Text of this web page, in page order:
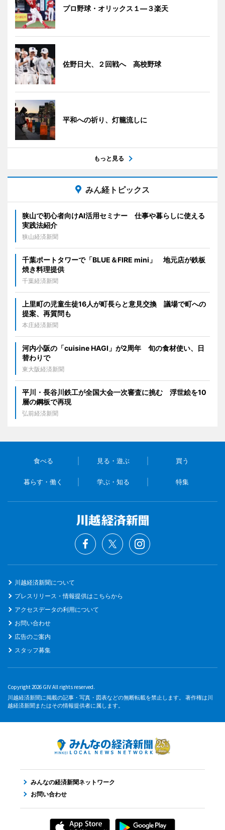
プロ野球・オリックス１―３楽天
佐野日大、２回戦へ 高校野球
平和への祈り、灯籠流しに
もっと見る
みん経トピックス
狭山で初心者向けAI活用セミナー 仕事や暮らしに使える
実践法紹介
狭山経済新聞
千葉ポートタワーで「BLUE＆FIRE mini」 地元店が鉄板
焼き料理提供
千葉経済新聞
上里町の児童生徒16人が町長らと意見交換 議場で町への
提案、再質問も
本庄経済新聞
河内小阪の「cuisine HAGI」が2周年 旬の食材使い、日
替わりで
東大阪経済新聞
平川・長谷川鉄工が全国大会一次審査に挑む 浮世絵を10
層の鋼板で再現
弘前経済新聞
食べる 見る・遊ぶ 買う
暮らす・働く 学ぶ・知る 特集
川越経済新聞について
プレスリリース・情報提供はこちらから
アクセスデータの利用について
お問い合わせ
広告のご案内
スタッフ募集
Copyright 2026 GIV All rights reserved.
川越経済新聞に掲載の記事・写真・図表などの無断転載を禁止します。 著作権は川
越経済新聞またはその情報提供者に属します。
みんなの経済新聞ネットワーク
お問い合わせ